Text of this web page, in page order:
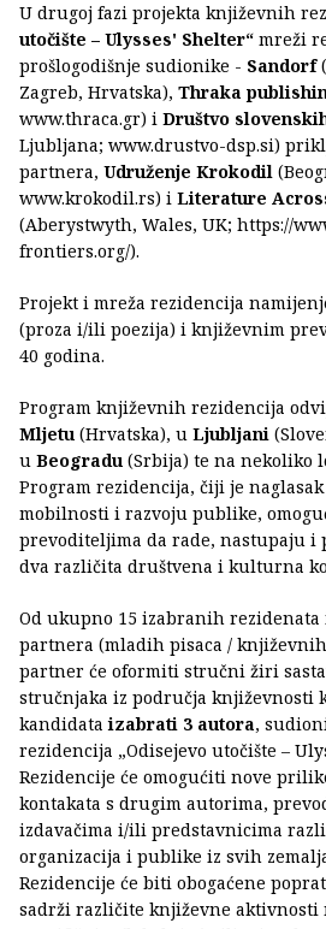
U drugoj fazi projekta književnih
utočište – Ulysses' Shelter“ mreži
prošlogodišnje sudionike - Sandorf
Zagreb, Hrvatska), Thraka
www.thraca.gr) i Društvo
Ljubljana; www.drustvo-dsp.si)
partnera, Udruženje Krokodil
www.krokodil.rs) i Literature
(Aberystwyth, Wales, UK; https://
frontiers.org/).
Projekt i mreža rezidencija
(proza i/ili poezija) i književnim
40 godina.
Program književnih rezidencija
Mljetu (Hrvatska), u Ljubljani
u Beogradu (Srbija) te na nekoliko
Program rezidencija, čiji je
mobilnosti i razvoju publike,
prevoditeljima da rade, nastupaju i
dva različita društvena i kulturna
Od ukupno 15 izabranih
partnera (mladih pisaca /
partner će oformiti stručni žiri
stručnjaka iz područja književnosti
kandidataizabrati 3 autora,
rezidencija „Odisejevo utočište –
Rezidencije će omogućiti nove
kontakata s drugim autorima,
izdavačima i/ili predstavnicima
organizacija i publike iz svih
Rezidencije će biti obogaćene
sadrži različite književne aktivnosti